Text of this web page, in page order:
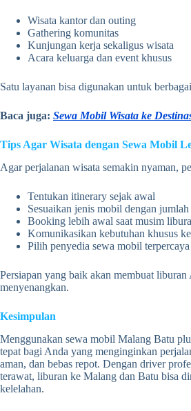
Wisata kantor dan outing
Gathering komunitas
Kunjungan kerja sekaligus wisata
Acara keluarga dan event khusus
Satu layanan bisa digunakan untuk
Baca juga: Sewa Mobil Wisata ke
Tips Agar Wisata dengan Sewa Mobil
Agar perjalanan wisata semakin nyaman,
Tentukan itinerary sejak awal
Sesuaikan jenis mobil dengan
Booking lebih awal saat musim
Komunikasikan kebutuhan khusus
Pilih penyedia sewa mobil terpercaya
Persiapan yang baik akan membuat
menyenangkan.
Kesimpulan
Menggunakan sewa mobil Malang Batu
tepat bagi Anda yang menginginkan
aman, dan bebas repot. Dengan driver
terawat, liburan ke Malang dan Batu bisa
kelelahan.